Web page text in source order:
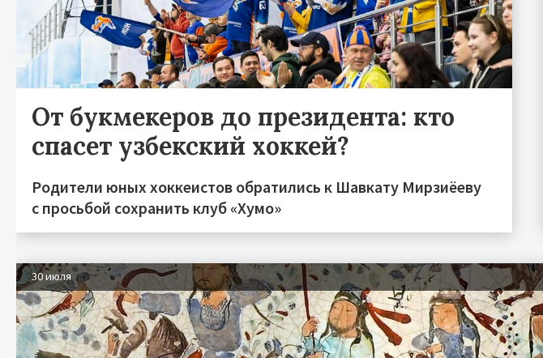
От букмекеров до президента: кто
спасет узбекский хоккей?
Родители юных хоккеистов обратились к Шавкату Мирзиёеву
с просьбой сохранить клуб «Хумо»
30 июля